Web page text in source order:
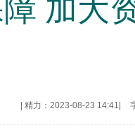
加大
精力：2023-08-23 14:41